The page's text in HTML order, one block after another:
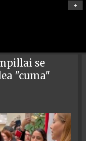
+
se
"cuma"